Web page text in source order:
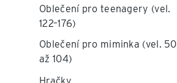
Oblečení pro teenagery (vel.
122–176)
Oblečení pro miminka (vel. 50
až 104)